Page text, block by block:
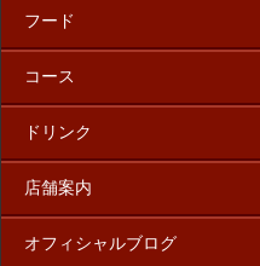
フード
コース
ドリンク
店舗案内
オフィシャルブログ